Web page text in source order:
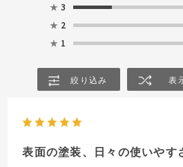
★ 3
★ 2
★ 1
絞り込み 表
表面の塗装、日々の使いや